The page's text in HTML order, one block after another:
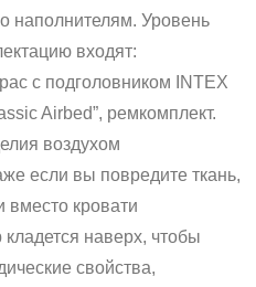
наполнителям. Уровень
входят:
с подголовником INTEX
Airbed”, ремкомплект.
воздухом
если вы повредите ткань,
вместо кровати
кладется наверх, чтобы
свойства,